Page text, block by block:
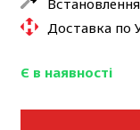
Доставка по
Є в наявності